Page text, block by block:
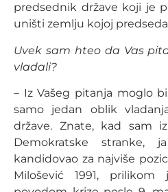
predsednik države koji je
uništi zemlju kojoj
Uvek sam hteo da Vas
vladali?
– Iz Vašeg pitanja moglo
samo jedan oblik
države. Znate, kad sam
Demokratske stranke,
kandidovao za najviše
Milošević 1991, prilikom